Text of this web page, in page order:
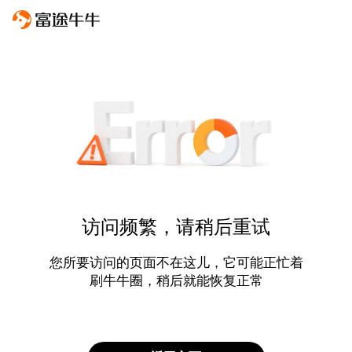
访问频繁，请稍后重试
您所要访问的页面不在这儿，它可能正忙着
刷牛牛圈，稍后就能恢复正常